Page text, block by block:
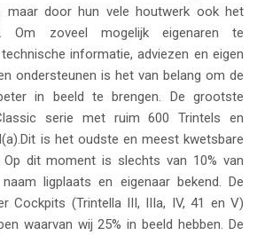
door hun vele houtwerk ook het
Om zoveel mogelijk eigenaren te
informatie, adviezen en eigen
ondersteunen is het van belang om de
in beeld te brengen. De grootste
serie met ruim 600 Trintels en
is het oudste en meest kwetsbare
dit moment is slechts van 10% van
ligplaats en eigenaar bekend. De
Cockpits (Trintella III, IIIa, IV, 41 en V)
waarvan wij 25% in beeld hebben. De